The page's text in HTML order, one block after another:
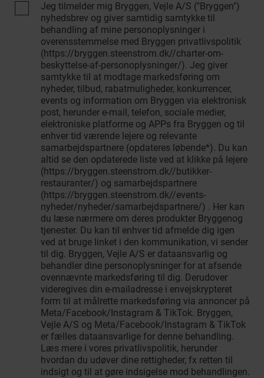
Jeg tilmelder mig Bryggen, Vejle A/S ("Bryggen")
nyhedsbrev og giver samtidig samtykke til
behandling af mine personoplysninger i
overensstemmelse med Bryggen privatlivspolitik
(https://bryggen.steenstrom.dk//charter-om-
beskyttelse-af-personoplysninger/). Jeg giver
samtykke til at modtage markedsføring om
nyheder, tilbud, rabatmuligheder, konkurrencer,
events og information om Bryggen via elektronisk
post, herunder e-mail, telefon, sociale medier,
elektroniske platforme og APPs fra Bryggen og til
enhver tid værende lejere og relevante
samarbejdspartnere (opdateres løbende*). Du kan
altid se den opdaterede liste ved at klikke på lejere
(https://bryggen.steenstrom.dk//butikker-
restauranter/) og samarbejdspartnere
(https://bryggen.steenstrom.dk//events-
nyheder/nyheder/samarbejdspartnere/) . Her kan
du læse nærmere om deres produkter Bryggenog
tjenester. Du kan til enhver tid afmelde dig igen
ved at bruge linket i den kommunikation, vi sender
til dig. Bryggen, Vejle A/S er dataansvarlig og
behandler dine personoplysninger for at afsende
ovennævnte markedsføring til dig. Derudover
videregives din e-mailadresse i envejskrypteret
form til at målrette markedsføring via annoncer på
Meta/Facebook/Instagram & TikTok. Bryggen,
Vejle A/S og Meta/Facebook/Instagram & TikTok
er fælles dataansvarlige for denne behandling.
Læs mere i vores privatlivspolitik, herunder
hvordan du udøver dine rettigheder, fx retten til
indsigt og til at gøre indsigelse mod behandlingen.